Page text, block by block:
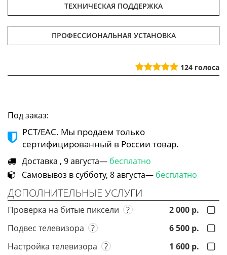
ТЕХНИЧЕСКАЯ ПОДДЕРЖКА
ПРОФЕССИОНАЛЬНАЯ УСТАНОВКА
124 голоса
Под заказ:
РСТ/ЕАС. Мы продаем только
сертифицированный в России товар.
Доставка , 9 августа— бесплатно
Самовывоз в субботу, 8 августа— бесплатно
ДОПОЛНИТЕЛЬНЫЕ УСЛУГИ
Проверка на битые пиксели ?
2 000 р.
Подвес телевизора
?
6 500 р.
Настройка телевизора
? 1 600 р.